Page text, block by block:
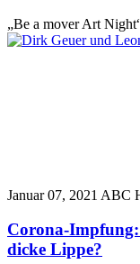
„Be a mover Art
Januar 07, 2021 ABC
Corona-Impfung:
dicke Lippe?